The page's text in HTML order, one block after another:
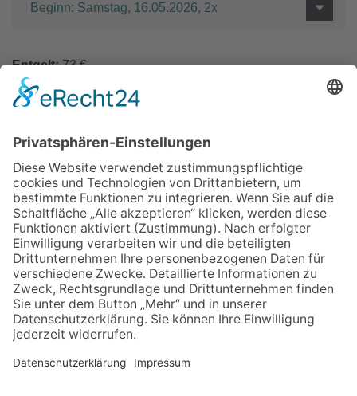
Beginn: Samstag, 16.05.2026, 2x
Entgelt:73 €
Keine Ermäßigung; inkl. Rahmen und Nutzung aller
Zurück
Impressum